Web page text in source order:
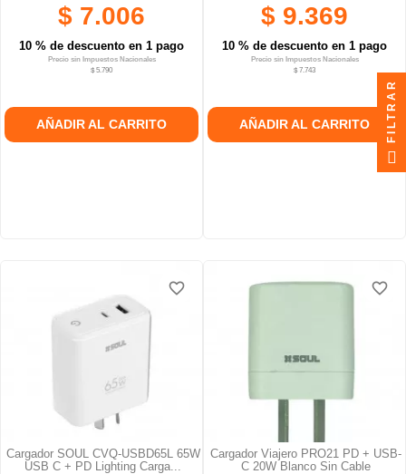
$ 7.006
10 % de descuento en 1 pago
Precio sin Impuestos Nacionales
$ 5.790
AÑADIR AL CARRITO
$ 9.369
10 % de descuento en 1 pago
Precio sin Impuestos Nacionales
$ 7.743
AÑADIR AL CARRITO
Cargador SOUL CVQ-USBD65L 65W
USB C + PD Lighting Carga...
favorite_border
favorite_border
favorite_border
Cargador Viajero PRO21 PD + USB-
C 20W Blanco Sin Cable
favorite_border
favorite_border
favorite_border
FILTRAR